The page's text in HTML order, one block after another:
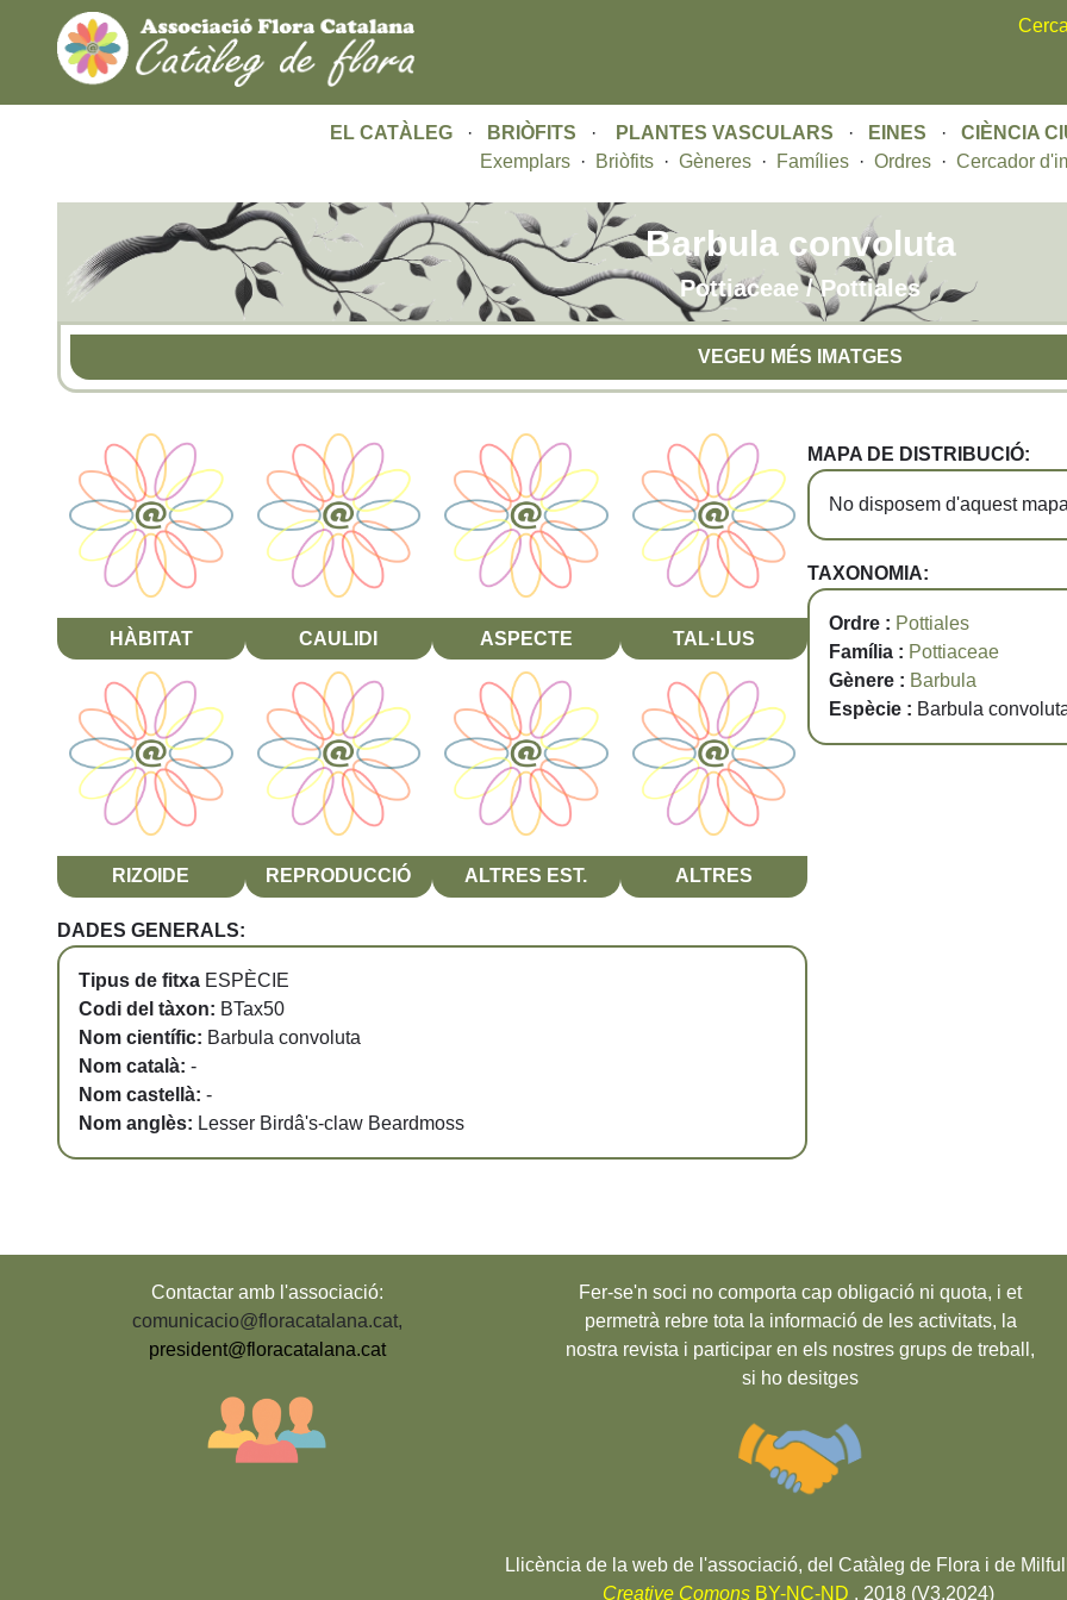
EL CATÀLEG· BRIÒFITS · PLANTES VASCULARS · EINES · CIÈNCIA
Exemplars · Briòfits · Gèneres · Famílies · Ordres · Cercador
Barbula convoluta
Pottiaceae / Pottiales
VEGEU MÉS IMATGES
HÀBITAT CAULIDI ASPECTE TAL·LUS
RIZOIDE REPRODUCCIÓ ALTRES EST. ALTRES
DADES GENERALS:
Tipus de fitxa ESPÈCIE
Codi del tàxon: BTax50
Nom científic: Barbula convoluta
Nom català: -
Nom castellà: -
Nom anglès: Lesser Birdâ's-claw Beardmoss
MAPA DE DISTRIBUCIÓ:
No disposem d'aquest
TAXONOMIA:
Ordre : Pottiales
Família : Pottiaceae
Gènere : Barbula
Espècie : Barbula
Contactar amb l'associació:
comunicacio@floracatalana.cat,
president@floracatalana.cat
Fer-se'n soci no comporta cap obligació ni quota, i et
permetrà rebre tota la informació de les activitats, la
nostra revista i participar en els nostres grups de treball,
si ho desitges
Llicència de la web de l'associació, del Catàleg de Flora i de
Creative ComonsBY-NC-ND . 2018 (V3.2024)